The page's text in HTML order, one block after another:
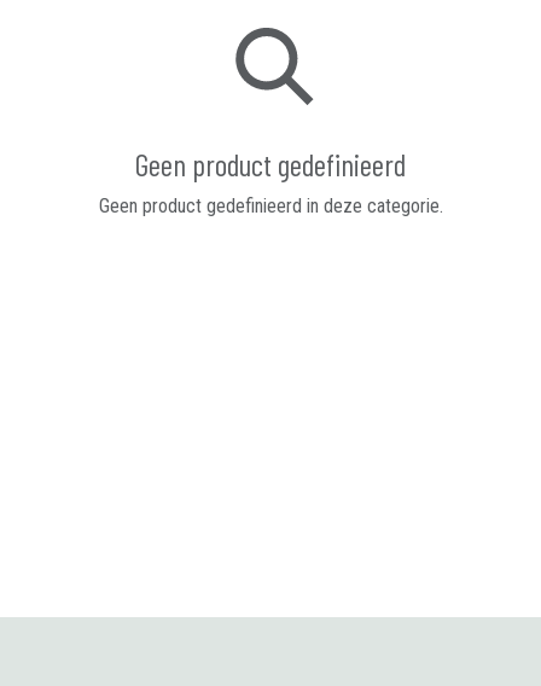
Geen product gedefinieerd
Geen product gedefinieerd in deze categorie.